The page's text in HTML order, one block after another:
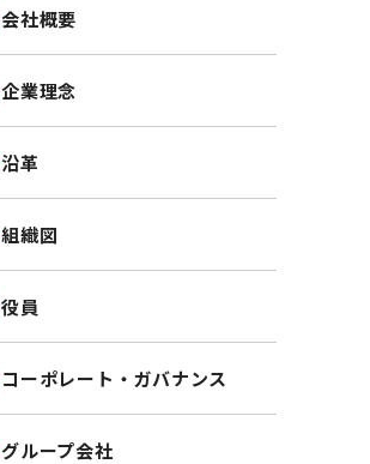
会社概要
企業理念
沿革
組織図
役員
コーポレート・ガバナンス
グループ会社